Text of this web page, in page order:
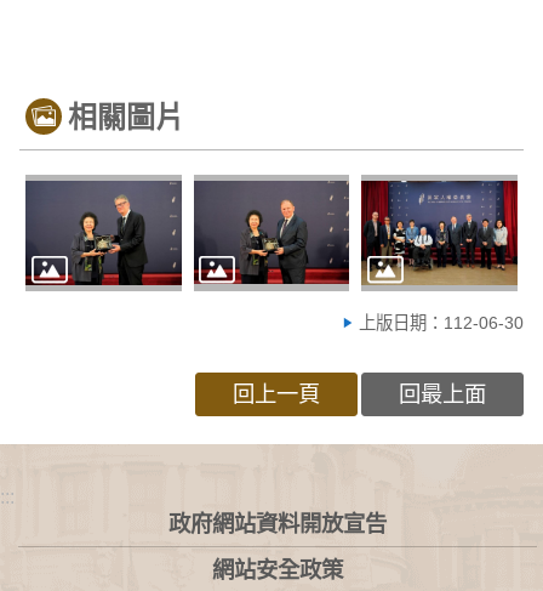
相關圖片
上版日期：112-06-30
回上一頁 回最上面
:::
政府網站資料開放宣告
網站安全政策